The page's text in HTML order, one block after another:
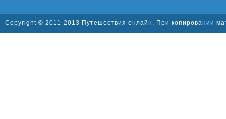
Copyright © 2011-2013 Путешествия онлайн. При копировании